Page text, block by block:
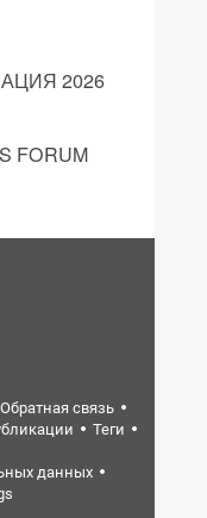
2026
FORUM
Обратная связь
Теги
данных